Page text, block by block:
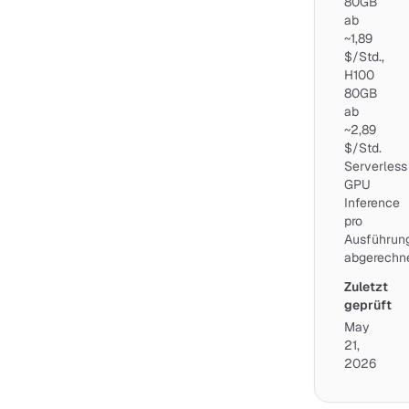
ab
~1,89
$/Std.,
H100
80GB
ab
~2,89
$/Std.
Serverless
GPU
Inference
pro
Zuletzt
geprüft
May
21,
2026